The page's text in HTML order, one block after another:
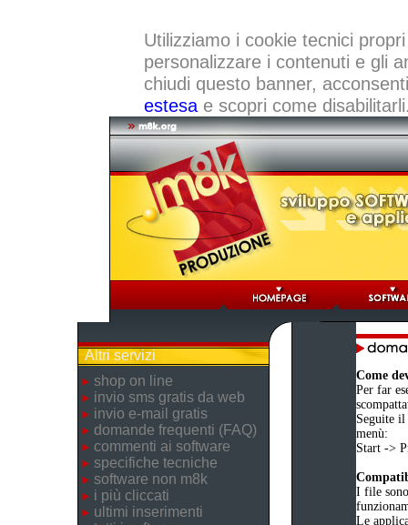
Utilizziamo i cookie tecnici
personalizzare i contenuti e gli
chiudi questo banner,
estesae scopri come
Altri servizi
shop on line
invio sms gratis da web
invio e-mail gratis
domande frequenti (FAQ)
commenti ai software
specifiche tecniche
software non m8k
i più cliccati
ultimi inserimenti
Come
Per far
Seguite
menù:
Start ->
I file
Le